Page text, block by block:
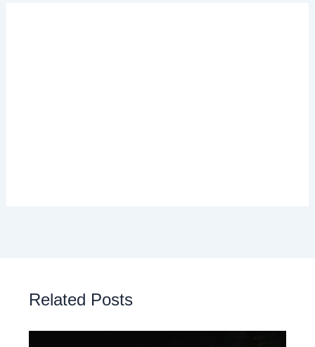
Related Posts